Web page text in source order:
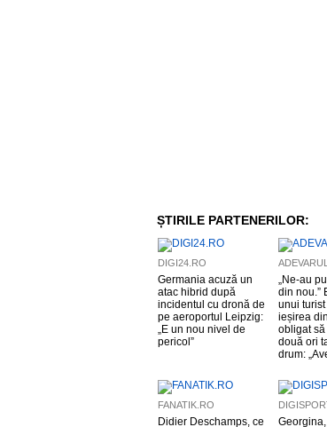
ȘTIRILE PARTENERILOR:
DIGI24.RO
Germania acuză un
atac hibrid după
incidentul cu dronă de
pe aeroportul Leipzig:
„E un nou nivel de
pericol”
„Ne-au
din nou.”
unui
ieșirea
obligat
două ori
drum:
FANATIK.RO
Didier Deschamps, ce